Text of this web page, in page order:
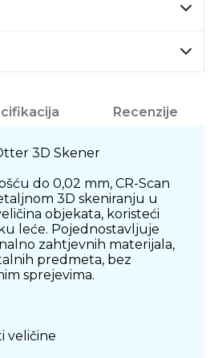
Recenzije
3D Skener
do 0,02 mm, CR-Scan
3D skeniranju u
objekata, koristeći
leće. Pojednostavljuje
zahtjevnih materijala,
predmeta, bez
sprejevima.
veličine